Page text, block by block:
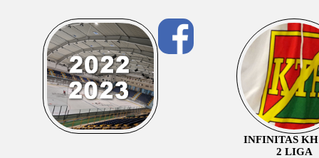
INFINITAS
2 LIGA